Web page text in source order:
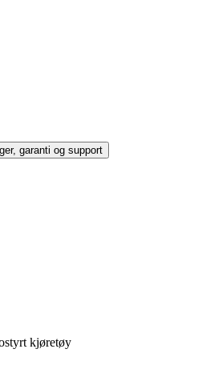
garanti og support
kjøretøy